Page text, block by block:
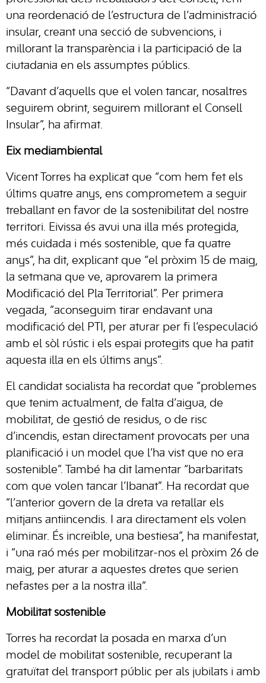
una reordenació de l’estructura de l’administració
insular, creant una secció de subvencions, i
millorant la transparència i la participació de la
ciutadania en els assumptes públics.
“Davant d’aquells que el volen tancar, nosaltres
seguirem obrint, seguirem millorant el Consell
Insular”, ha afirmat.
Eix mediambiental
Vicent Torres ha explicat que “com hem fet els
últims quatre anys, ens comprometem a seguir
treballant en favor de la sostenibilitat del nostre
territori. Eivissa és avui una illa més protegida,
més cuidada i més sostenible, que fa quatre
anys”, ha dit, explicant que “el pròxim 15 de maig,
la setmana que ve, aprovarem la primera
Modificació del Pla Territorial”. Per primera
vegada, “aconseguim tirar endavant una
modificació del PTI, per aturar per fi l’especulació
amb el sòl rústic i els espai protegits que ha patit
aquesta illa en els últims anys”.
El candidat socialista ha recordat que “problemes
que tenim actualment, de falta d’aigua, de
mobilitat, de gestió de residus, o de risc
d’incendis, estan directament provocats per una
planificació i un model que l’ha vist que no era
sostenible”. També ha dit lamentar “barbaritats
com que volen tancar l’Ibanat”. Ha recordat que
“l’anterior govern de la dreta va retallar els
mitjans antiincendis. I ara directament els volen
eliminar. És increïble, una bestiesa”, ha manifestat,
i “una raó més per mobilitzar-nos el pròxim 26 de
maig, per aturar a aquestes dretes que serien
nefastes per a la nostra illa”.
Mobilitat sostenible
Torres ha recordat la posada en marxa d’un
model de mobilitat sostenible, recuperant la
gratuïtat del transport públic per als jubilats i amb